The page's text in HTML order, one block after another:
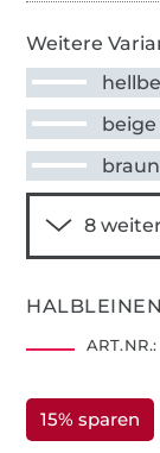
Weitere
beige
braun
ART.NR.:
15% sparen